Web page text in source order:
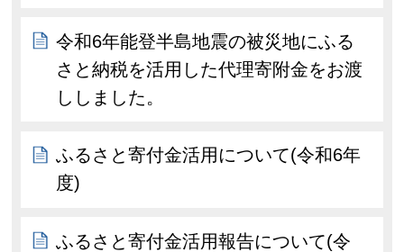
令和6年能登半島地震の被災地にふる
さと納税を活用した代理寄附金をお渡
ししました。
ふるさと寄付金活用について(令和6年
度)
ふるさと寄付金活用報告について(令